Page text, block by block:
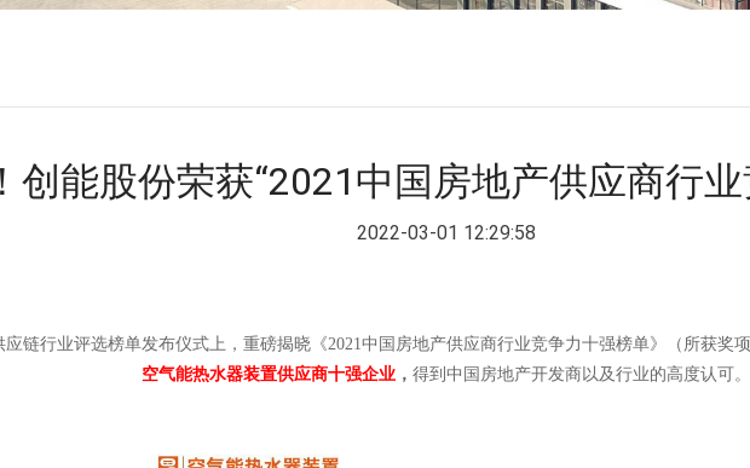
创能股份荣获“2021中国房地产供应商行业
2022-03-01 12:29:58
链行业评选榜单发布仪式上，重磅揭晓《2021中国房地产供应商行业竞争力十强榜单》（所获奖
空气能热水器装置供应商十强企业 ， 得到中国房地产开发商以及行业的高度认可。